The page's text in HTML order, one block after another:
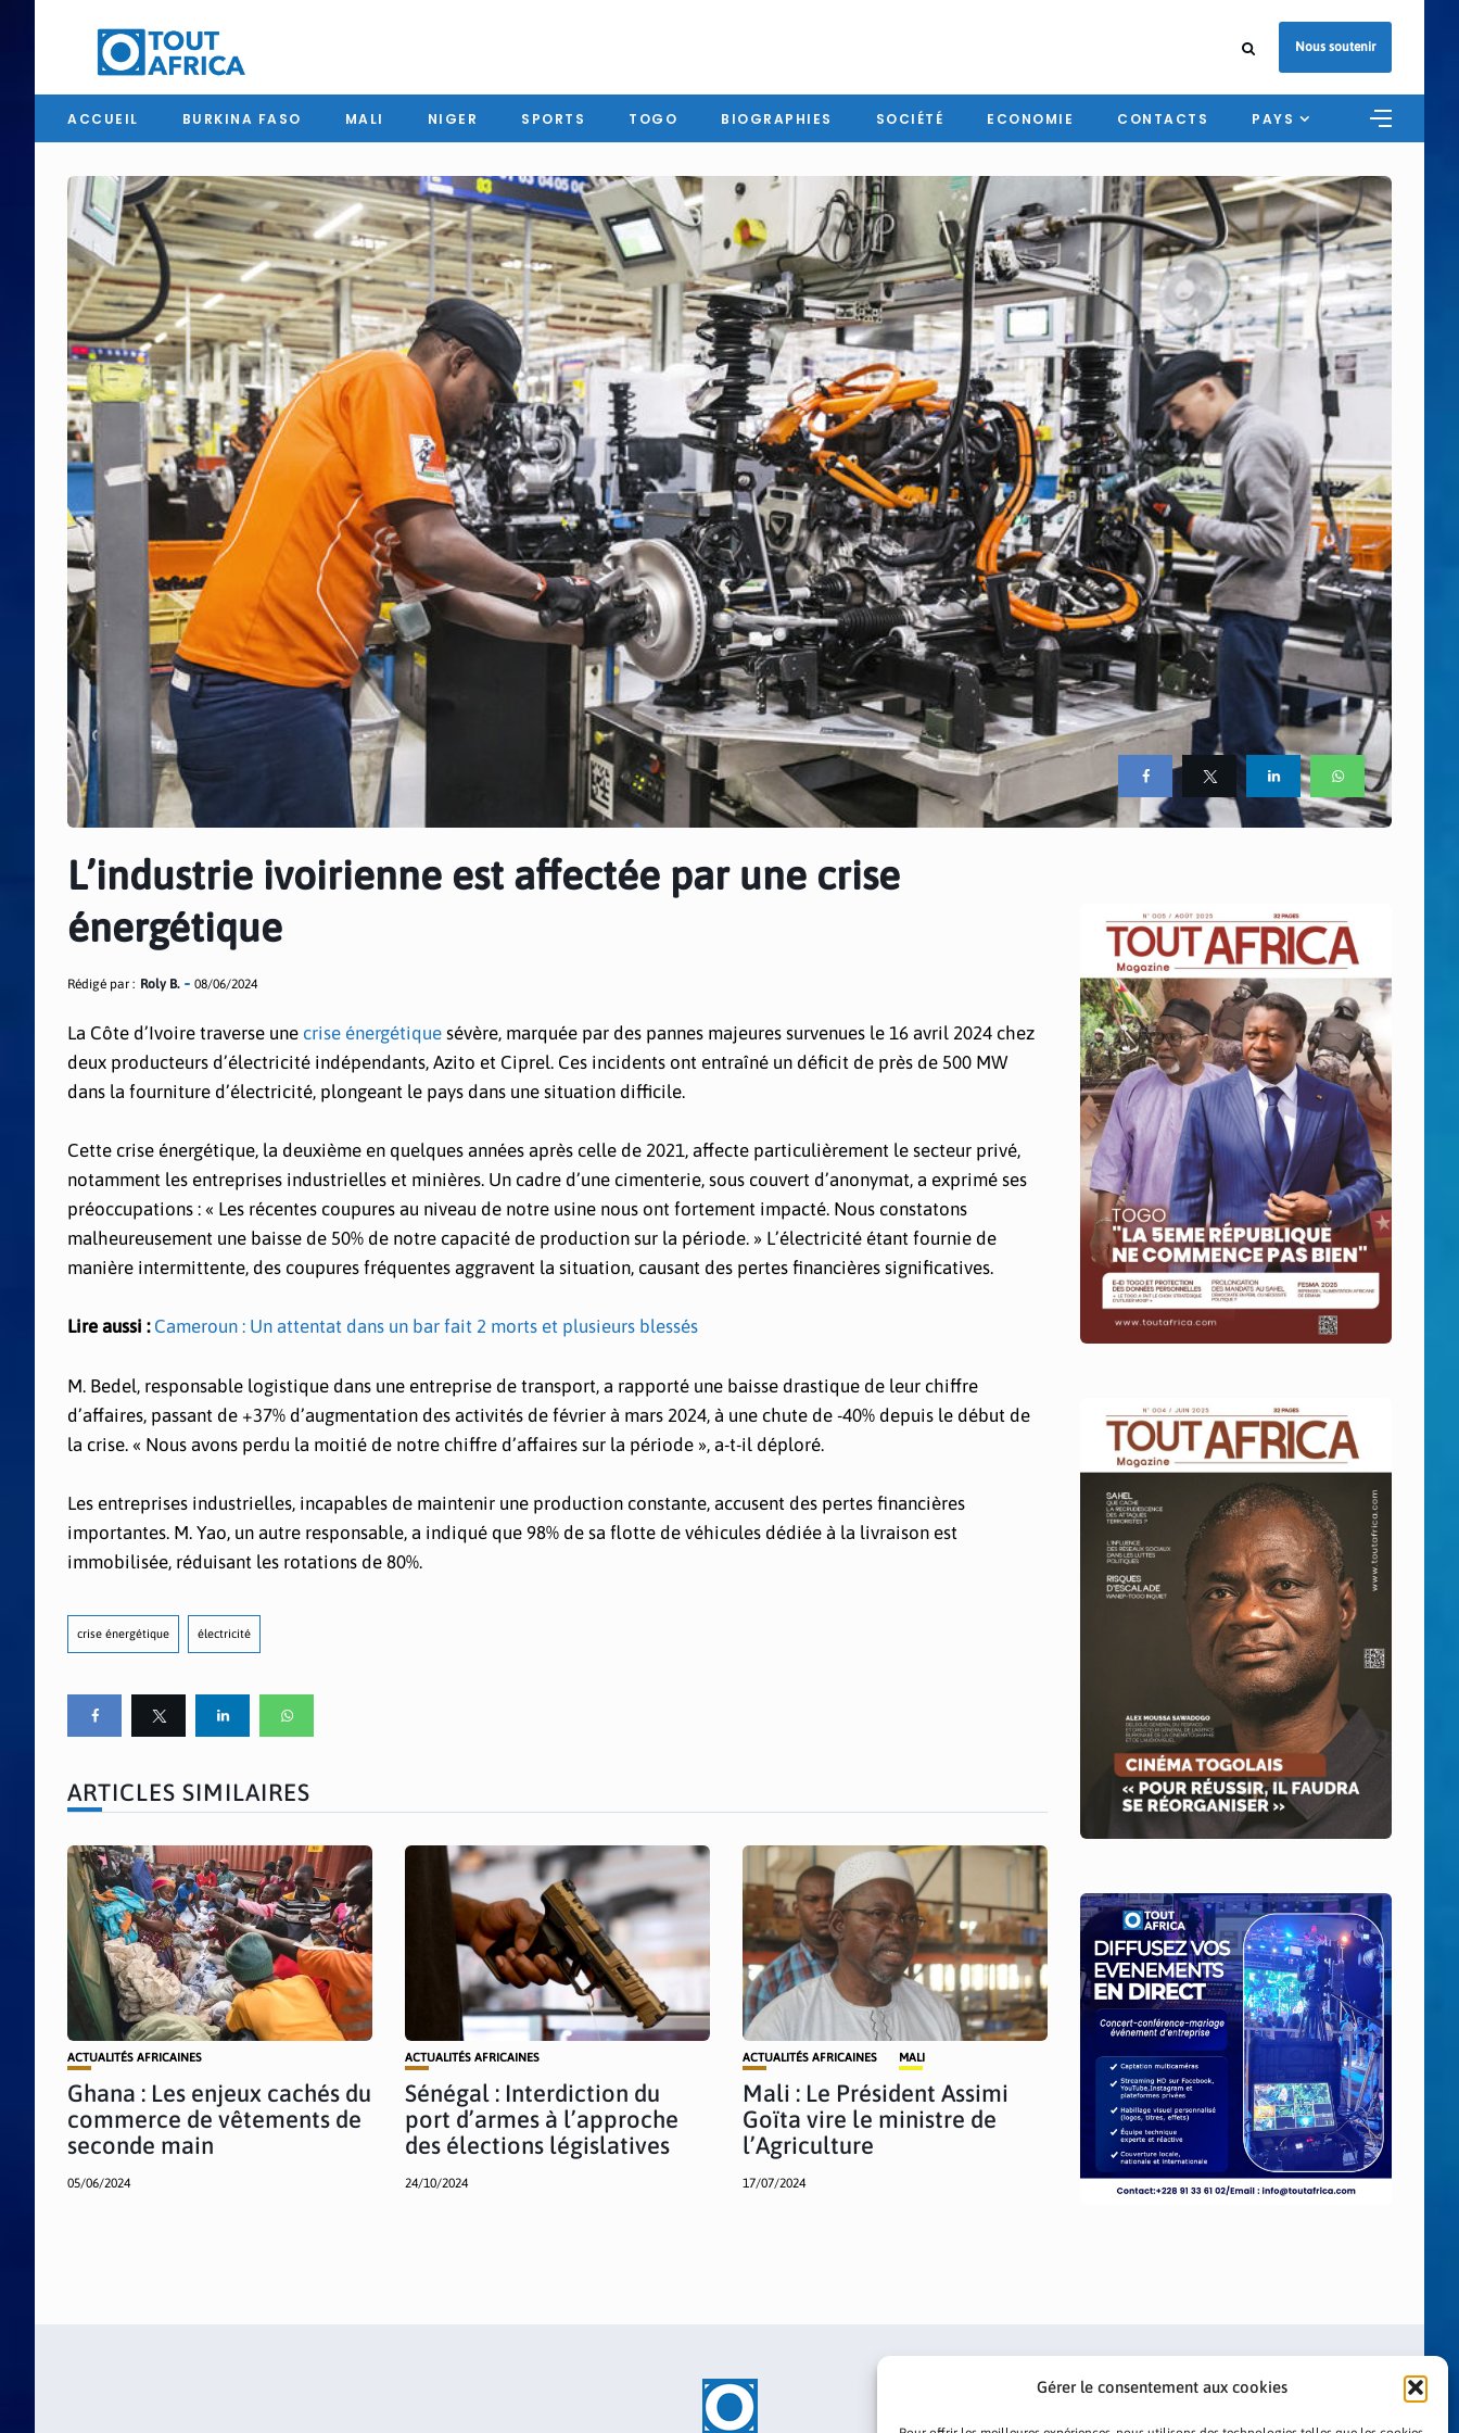
Gérer le consentement aux cookies
Nous soutenir
ACCUEIL BURKINA FASO MALI NIGER SPORTS TOGO BIOGRAPHIES SOCIÉTÉ ECONOMIE CONTACTS PAYS
L’industrie ivoirienne est affectée par une crise
énergétique
Rédigé par : Roly B. 08/06/2024
La Côte d’Ivoire traverse une crise énergétique sévère, marquée par des pannes majeures survenues le 16 avril 2024 chez
deux producteurs d’électricité indépendants, Azito et Ciprel. Ces incidents ont entraîné un déficit de près de 500 MW
dans la fourniture d’électricité, plongeant le pays dans une situation difficile.
Cette crise énergétique, la deuxième en quelques années après celle de 2021, affecte particulièrement le secteur privé,
notamment les entreprises industrielles et minières. Un cadre d’une cimenterie, sous couvert d’anonymat, a exprimé ses
préoccupations : « Les récentes coupures au niveau de notre usine nous ont fortement impacté. Nous constatons
malheureusement une baisse de 50% de notre capacité de production sur la période. » L’électricité étant fournie de
manière intermittente, des coupures fréquentes aggravent la situation, causant des pertes financières significatives.
Lire aussi : Cameroun : Un attentat dans un bar fait 2 morts et plusieurs blessés
M. Bedel, responsable logistique dans une entreprise de transport, a rapporté une baisse drastique de leur chiffre
d’affaires, passant de +37% d’augmentation des activités de février à mars 2024, à une chute de -40% depuis le début de
la crise. « Nous avons perdu la moitié de notre chiffre d’affaires sur la période », a-t-il déploré.
Les entreprises industrielles, incapables de maintenir une production constante, accusent des pertes financières
importantes. M. Yao, un autre responsable, a indiqué que 98% de sa flotte de véhicules dédiée à la livraison est
immobilisée, réduisant les rotations de 80%.
crise énergétique électricité
ARTICLES SIMILAIRES
ACTUALITÉS AFRICAINES
Ghana : Les enjeux cachés du
commerce de vêtements de
seconde main
05/06/2024
ACTUALITÉS AFRICAINES
Sénégal : Interdiction du
port d’armes à l’approche
des élections législatives
24/10/2024
ACTUALITÉS AFRICAINES MALI
Mali : Le Président Assimi
Goïta vire le ministre de
l’Agriculture
17/07/2024